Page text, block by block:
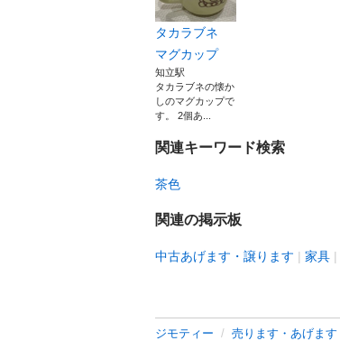
タカラブネ
マグカップ
知立駅
タカラブネの懐か
しのマグカップで
す。 2個あ...
関連キーワード検索
茶色
関連の掲示板
中古あげます・譲ります 家具
ジモティー 売ります・あげます